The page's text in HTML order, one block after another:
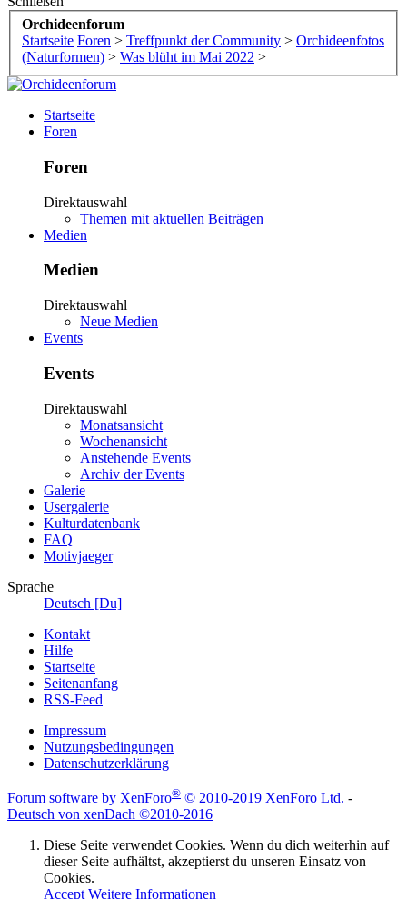
Orchideenforum
Startseite Foren > Treffpunkt der Community > Orchideenfotos
(Naturformen) > Was blüht im Mai 2022 >
Startseite
Foren
Foren
Direktauswahl
Themen mit aktuellen Beiträgen
Medien
Medien
Direktauswahl
Neue Medien
Events
Events
Direktauswahl
Monatsansicht
Wochenansicht
Anstehende Events
Archiv der Events
Galerie
Usergalerie
Kulturdatenbank
FAQ
Motivjaeger
Sprache
Deutsch [Du]
Kontakt
Hilfe
Startseite
Seitenanfang
RSS-Feed
Impressum
Nutzungsbedingungen
Datenschutzerklärung
Forum software by XenForo® © 2010-2019 XenForo Ltd. -
Deutsch von xenDach ©2010-2016
Diese Seite verwendet Cookies. Wenn du dich weiterhin auf
dieser Seite aufhältst, akzeptierst du unseren Einsatz von
Cookies.
Accept Weitere Informationen